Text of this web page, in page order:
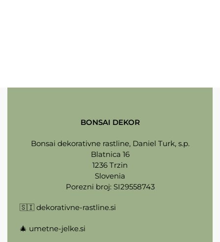
BONSAI DEKOR
Bonsai dekorativne rastline, Daniel Turk, s.p.
Blatnica 16
1236 Trzin
Slovenia
Porezni broj: SI29558743
🇸🇮 dekorativne-rastline.si
🎄 umetne-jelke.si